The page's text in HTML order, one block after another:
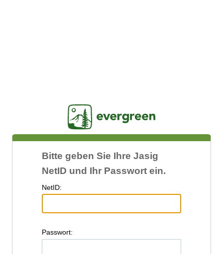
Bitte geben Sie Ihre Jasig
NetID und Ihr Passwort ein.
NetID:
Passwort: